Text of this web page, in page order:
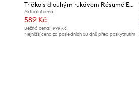
Tričko s dlouhým rukávem Résumé EstelleRS
Aktuální cena:
589 Kč
Běžná cena: 1999 Kč
Nejnižší cena za posledních 30 dnů před poskytnutím